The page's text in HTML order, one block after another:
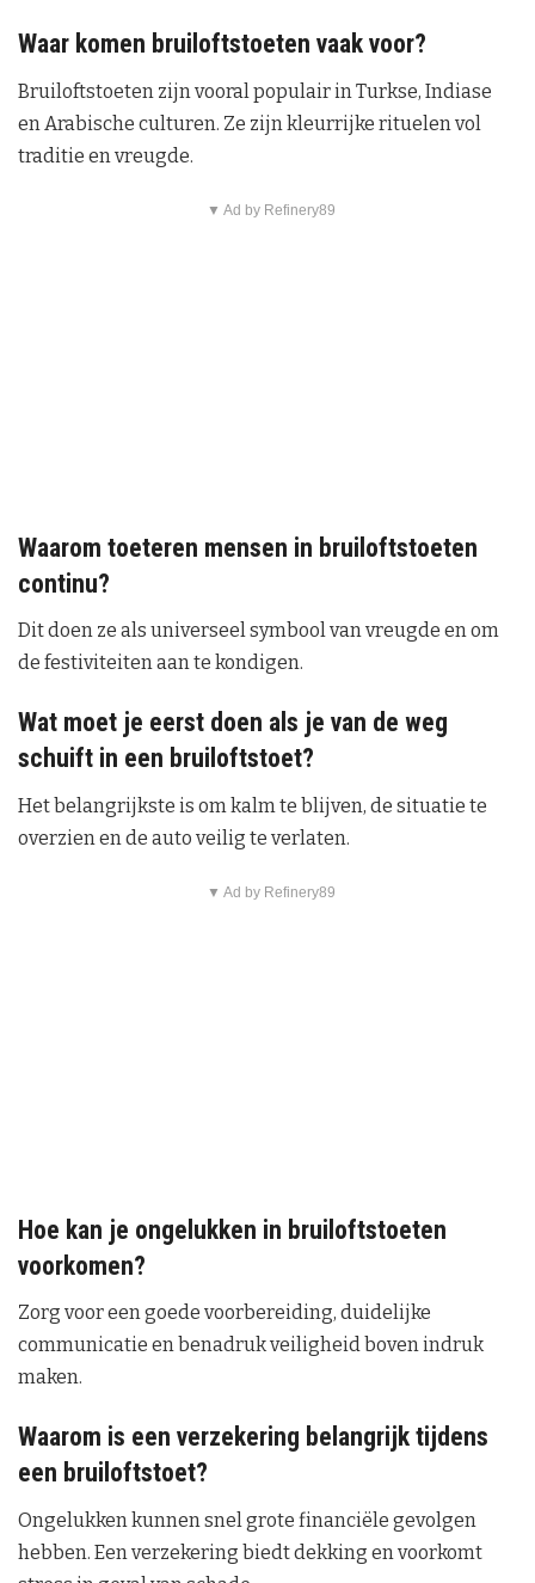
V
i
d
Waar komen bruiloftstoeten vaak voor?
Bruiloftstoeten zijn vooral populair in Turkse, Indiase
en Arabische culturen. Ze zijn kleurrijke rituelen vol
traditie en vreugde.
▼ Ad by Refinery89
Waarom toeteren mensen in bruiloftstoeten
continu?
Dit doen ze als universeel symbool van vreugde en om
de festiviteiten aan te kondigen.
Wat moet je eerst doen als je van de weg
schuift in een bruiloftstoet?
Het belangrijkste is om kalm te blijven, de situatie te
overzien en de auto veilig te verlaten.
▼ Ad by Refinery89
Hoe kan je ongelukken in bruiloftstoeten
voorkomen?
Zorg voor een goede voorbereiding, duidelijke
communicatie en benadruk veiligheid boven indruk
maken.
Waarom is een verzekering belangrijk tijdens
een bruiloftstoet?
Ongelukken kunnen snel grote financiële gevolgen
hebben. Een verzekering biedt dekking en voorkomt